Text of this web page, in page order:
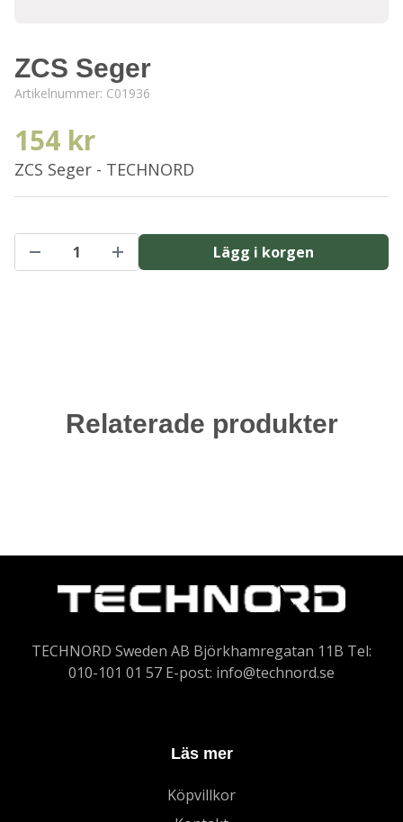
ZCS Seger
Artikelnummer: C01936
154 kr
ZCS Seger - TECHNORD
Lägg i korgen
Relaterade produkter
TECHNORD Sweden AB Björkhamregatan 11B Tel:
010-101 01 57 E-post: info@technord.se
Läs mer
Köpvillkor